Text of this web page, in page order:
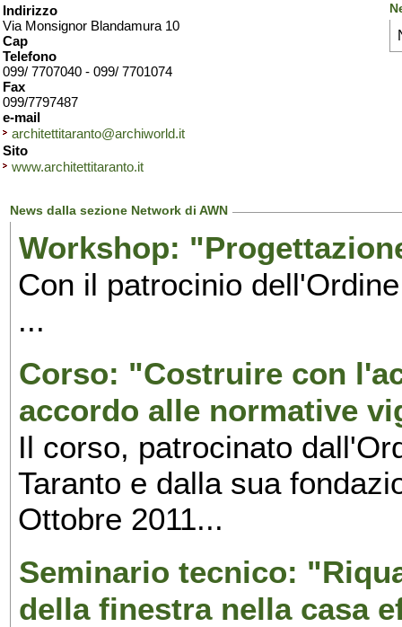
Indirizzo
Via Monsignor Blandamura 10
Cap
Telefono
099/ 7707040 - 099/ 7701074
Fax
099/7797487
e-mail
architettitaranto@archiworld.it
Sito
www.architettitaranto.it
News dalla sezione Network di AWN
Workshop:
Con il patrocinio
...
Corso: "Costruire con
accordo alle normative
Il corso, patrocinato
Taranto e dalla sua
Ottobre 2011...
Seminario tecnico:
della finestra nella casa